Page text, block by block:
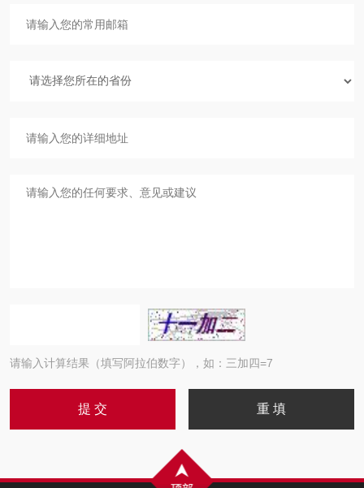
请输入计算结果（填写阿拉伯数字），如：三加四=7